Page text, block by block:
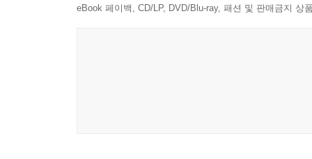
eBook 페이백, CD/LP, DVD/Blu-ray, 패션 및 판매금지 상